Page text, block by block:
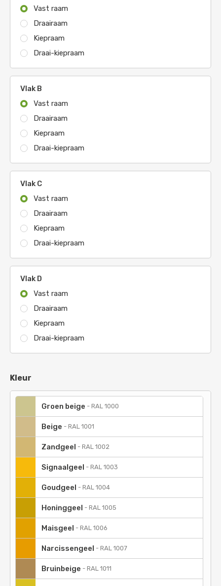
Vast raam
Draairaam
Kiepraam
Draai-kiepraam
Vlak B
Vast raam
Draairaam
Kiepraam
Draai-kiepraam
Vlak C
Vast raam
Draairaam
Kiepraam
Draai-kiepraam
Vlak D
Vast raam
Draairaam
Kiepraam
Draai-kiepraam
Kleur
Groen beige - RAL 1000
Beige - RAL 1001
Zandgeel - RAL 1002
Signaalgeel - RAL 1003
Goudgeel - RAL 1004
Honinggeel - RAL 1005
Maisgeel - RAL 1006
Narcissengeel - RAL 1007
Bruinbeige - RAL 1011